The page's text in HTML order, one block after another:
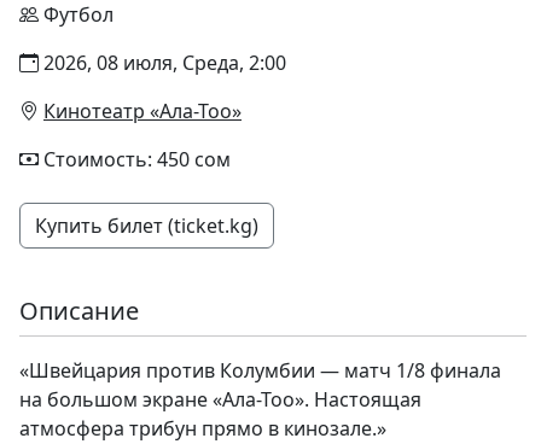
Футбол
2026, 08 июля, Среда, 2:00
Кинотеатр «Ала-Тоо»
Стоимость: 450 сом
Купить билет (ticket.kg)
Описание
«Швейцария против Колумбии — матч 1/8 финала
на большом экране «Ала-Тоо». Настоящая
атмосфера трибун прямо в кинозале.»